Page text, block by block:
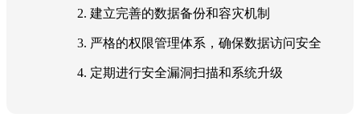
2. 建立完善的数据备份和容灾机制
3. 严格的权限管理体系，确保数据访问安全
4. 定期进行安全漏洞扫描和系统升级